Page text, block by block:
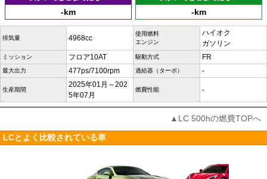
-km -km
排気量 4968cc
使用燃料
エンジン
ハイオク
ガソリン
ミッション フロア10AT 駆動方式 FR
最大出力 477ps/7100rpm 過給器（ターボ） -
生産期間
2025年01月～202
5年07月
燃費性能 -
▲LC 500hの燃費TOPへ
LCとよく比較されている車